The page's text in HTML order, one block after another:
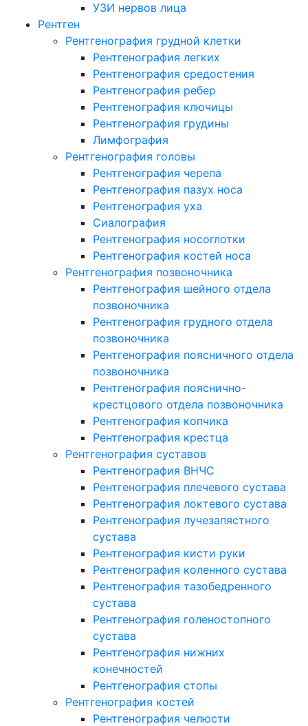
УЗИ нервов лица
Рентген
Рентгенография грудной клетки
Рентгенография легких
Рентгенография средостения
Рентгенография ребер
Рентгенография ключицы
Рентгенография грудины
Лимфография
Рентгенография головы
Рентгенография черепа
Рентгенография пазух носа
Рентгенография уха
Сиалография
Рентгенография носоглотки
Рентгенография костей носа
Рентгенография позвоночника
Рентгенография шейного отдела
позвоночника
Рентгенография грудного отдела
позвоночника
Рентгенография поясничного отдела
позвоночника
Рентгенография пояснично-
крестцового отдела позвоночника
Рентгенография копчика
Рентгенография крестца
Рентгенография суставов
Рентгенография ВНЧС
Рентгенография плечевого сустава
Рентгенография локтевого сустава
Рентгенография лучезапястного
сустава
Рентгенография кисти руки
Рентгенография коленного сустава
Рентгенография тазобедренного
сустава
Рентгенография голеностопного
сустава
Рентгенография нижних
конечностей
Рентгенография стопы
Рентгенография костей
Рентгенография челюсти